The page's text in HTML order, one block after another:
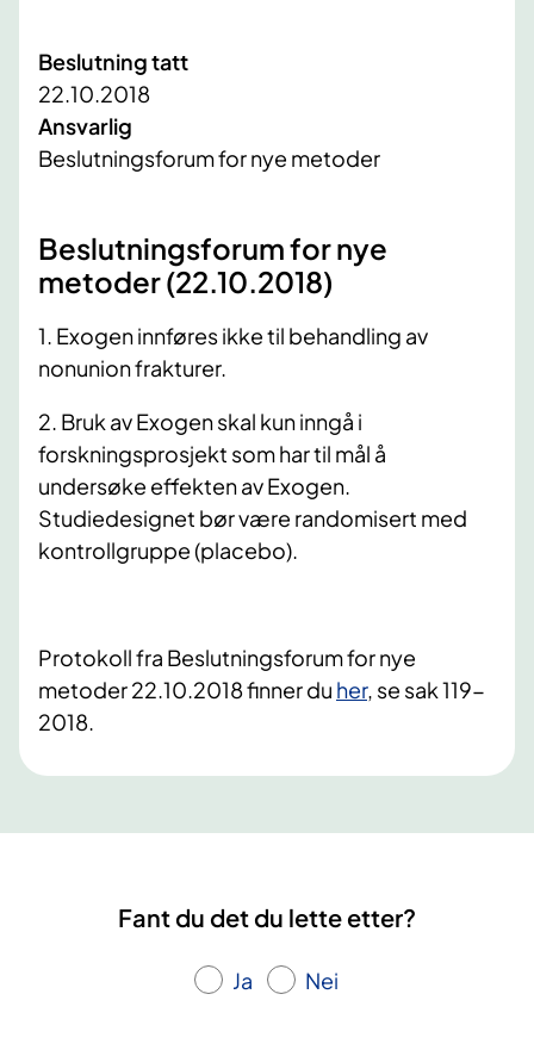
Beslutning tatt
22.10.2018
Ansvarlig
Beslutningsforum for nye metoder
Beslutningsforum for nye
metoder (22.10.2018)
1. Exogen innføres ikke til behandling av
nonunion frakturer.
2. Bruk av Exogen skal kun inngå i
forskningsprosjekt som har til mål å
undersøke effekten av Exogen.
Studiedesignet bør være randomisert med
kontrollgruppe (placebo).
Protokoll fra Beslutningsforum for nye
metoder 22.10.2018 finner du her, se sak 119-
2018.
Fant du det du lette etter?
Ja Nei